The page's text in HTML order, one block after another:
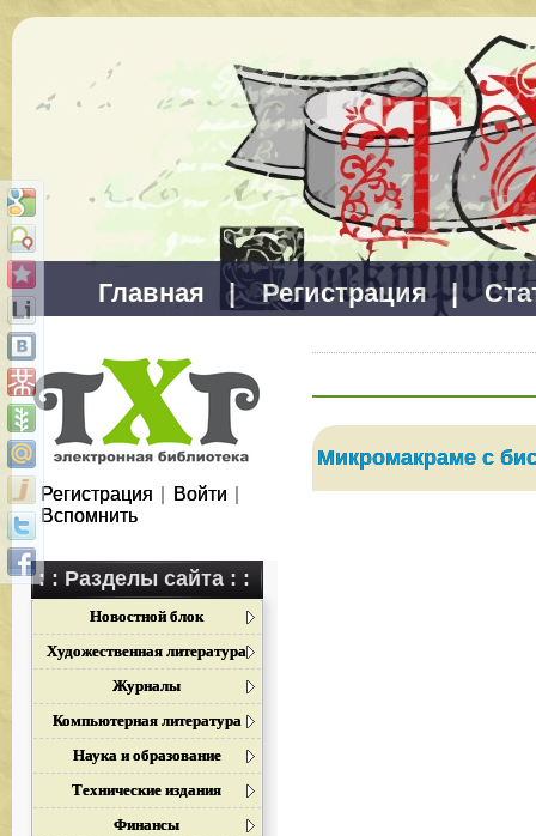
Главная | Регистрация |
Регистрация Войти
Вспомнить
: : Разделы сайта : :
Новостной блок
Художественная литература
Журналы
Компьютерная литература
Наука и образование
Технические издания
Финансы
Микромакраме с